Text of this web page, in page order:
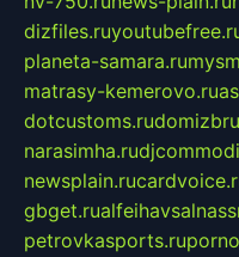
dizfiles.ru
planeta-samara.ru
matrasy-kemerovo.ru
dotcustoms.ru
narasimha.ru
newsplain.ru
gbget.ru
petrovkasports.ru